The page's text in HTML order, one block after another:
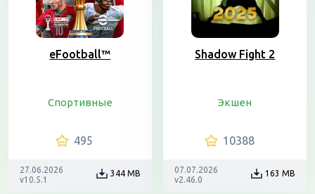
eFootball™
Спортивные
495
27.06.2026
v10.5.1
344 MB
Shadow Fight 2
Экшен
10388
07.07.2026
v2.46.0
163 MB